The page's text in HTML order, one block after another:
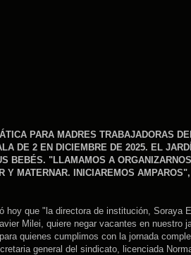
PARA MADRES TRABAJADORAS
DE 2 EN DICIEMBRE DE 2025. EL
BEBÉS. "LLAMAMOS A
MATERNAR. INICIAREMOS
hoy que "la directora de institución, Soraya
Milei, quiere negar vacantes en nuestro
quienes cumplimos con la jornada
general del sindicato, licenciada